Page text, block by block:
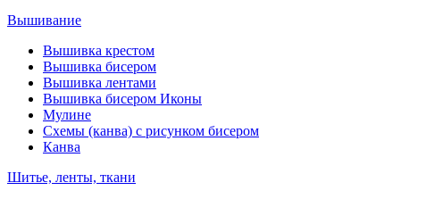
Вышивание
Вышивка крестом
Вышивка бисером
Вышивка лентами
Вышивка бисером Иконы
Мулине
Схемы (канва) с рисунком бисером
Канва
Шитье, ленты, ткани